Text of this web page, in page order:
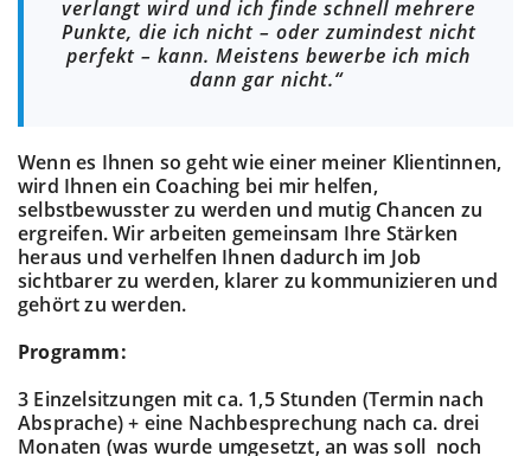
verlangt wird und ich finde schnell mehrere
Punkte, die ich nicht – oder zumindest nicht
perfekt – kann. Meistens bewerbe ich mich
dann gar nicht.“
Wenn es Ihnen so geht wie einer meiner Klientinnen,
wird Ihnen ein Coaching bei mir helfen,
selbstbewusster zu werden und mutig Chancen zu
ergreifen. Wir arbeiten gemeinsam Ihre Stärken
heraus und verhelfen Ihnen dadurch im Job
sichtbarer zu werden, klarer zu kommunizieren und
gehört zu werden.
Programm:
3 Einzelsitzungen mit ca. 1,5 Stunden (Termin nach
Absprache) + eine Nachbesprechung nach ca. drei
Monaten (was wurde umgesetzt, an was soll noch